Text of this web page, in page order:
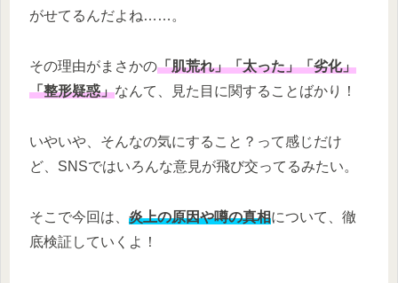
がせてるんだよね……。
その理由がまさかの「肌荒れ」「太った」「劣化」
「整形疑惑」なんて、見た目に関することばかり！
いやいや、そんなの気にすること？って感じだけ
ど、SNSではいろんな意見が飛び交ってるみたい。
そこで今回は、 炎上の原因や噂の真相について、徹
底検証していくよ！